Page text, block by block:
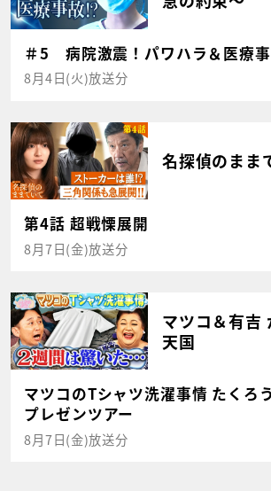
＃5 病院激震！パワハラ＆医療
8月4日(火)放送分
名探偵のまま
第4話 超戦慄展開
8月7日(金)放送分
マツコ＆有吉
天国
マツコのTシャツ洗濯事情 たくろ
プレゼンツアー
8月7日(金)放送分